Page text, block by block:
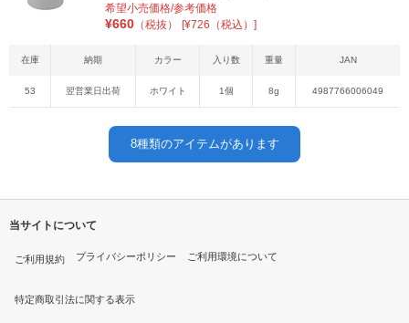
希望小売価格/参考価格
¥660 （税抜） [¥726（税込）]
在庫 納期 カラー 入り数 重量 JAN
53 翌営業日出荷 ホワイト 1個 8g 4987766006049
8種類のアイテムがあります
当サイトについて
ご利用規約 プライバシーポリシー ご利用環境について
特定商取引法に関する表示